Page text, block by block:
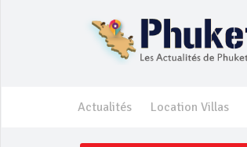
Actualités Location Villas